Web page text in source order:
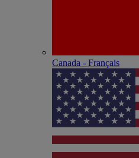
Canada - Français